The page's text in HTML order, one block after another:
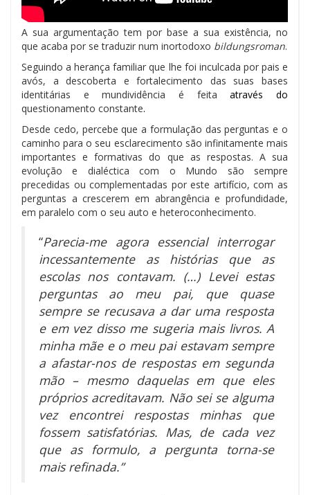
A sua argumentação tem por base a sua existência, no
que acaba por se traduzir num inortodoxo bildungsroman.
Seguindo a herança familiar que lhe foi inculcada por pais e
avós, a descoberta e fortalecimento das suas bases
identitárias e mundividência é feitaatravés do
questionamento constante.
Desde cedo, percebe que a formulação das perguntas e o
caminho para o seu esclarecimento são infinitamente mais
importantes e formativas do que as respostas. A sua
evolução e dialéctica com o Mundo são sempre
precedidas ou complementadas por este artifício, com as
perguntas a crescerem em abrangência e profundidade,
em paralelo com o seu auto e heteroconhecimento.
“Parecia-me agora essencial interrogar
incessantemente as histórias que as
escolas nos contavam. (…) Levei estas
perguntas ao meu pai, que quase
sempre se recusava a dar uma resposta
e em vez disso me sugeria mais livros. A
minha mãe e o meu pai estavam sempre
a afastar-nos de respostas em segunda
mão – mesmo daquelas em que eles
próprios acreditavam. Não sei se alguma
vez encontrei respostas minhas que
fossem satisfatórias. Mas, de cada vez
que as formulo, a pergunta torna-se
mais refinada.”